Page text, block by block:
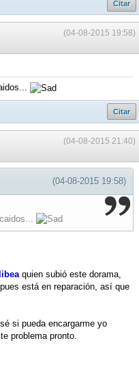
Citar
(04-08-2015 19:58)
Citar
(04-08-2015 21:40)
(04-08-2015 19:58)
quien subió este dorama,
está en reparación, así que
si pueda encargarme yo
problema pronto.